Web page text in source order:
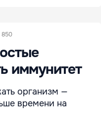
850
иммунитет
организм —
времени на